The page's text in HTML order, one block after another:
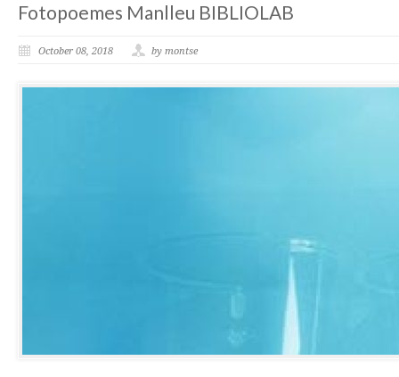
Fotopoemes Manlleu BIBLIOLAB
October 08, 2018 by montse